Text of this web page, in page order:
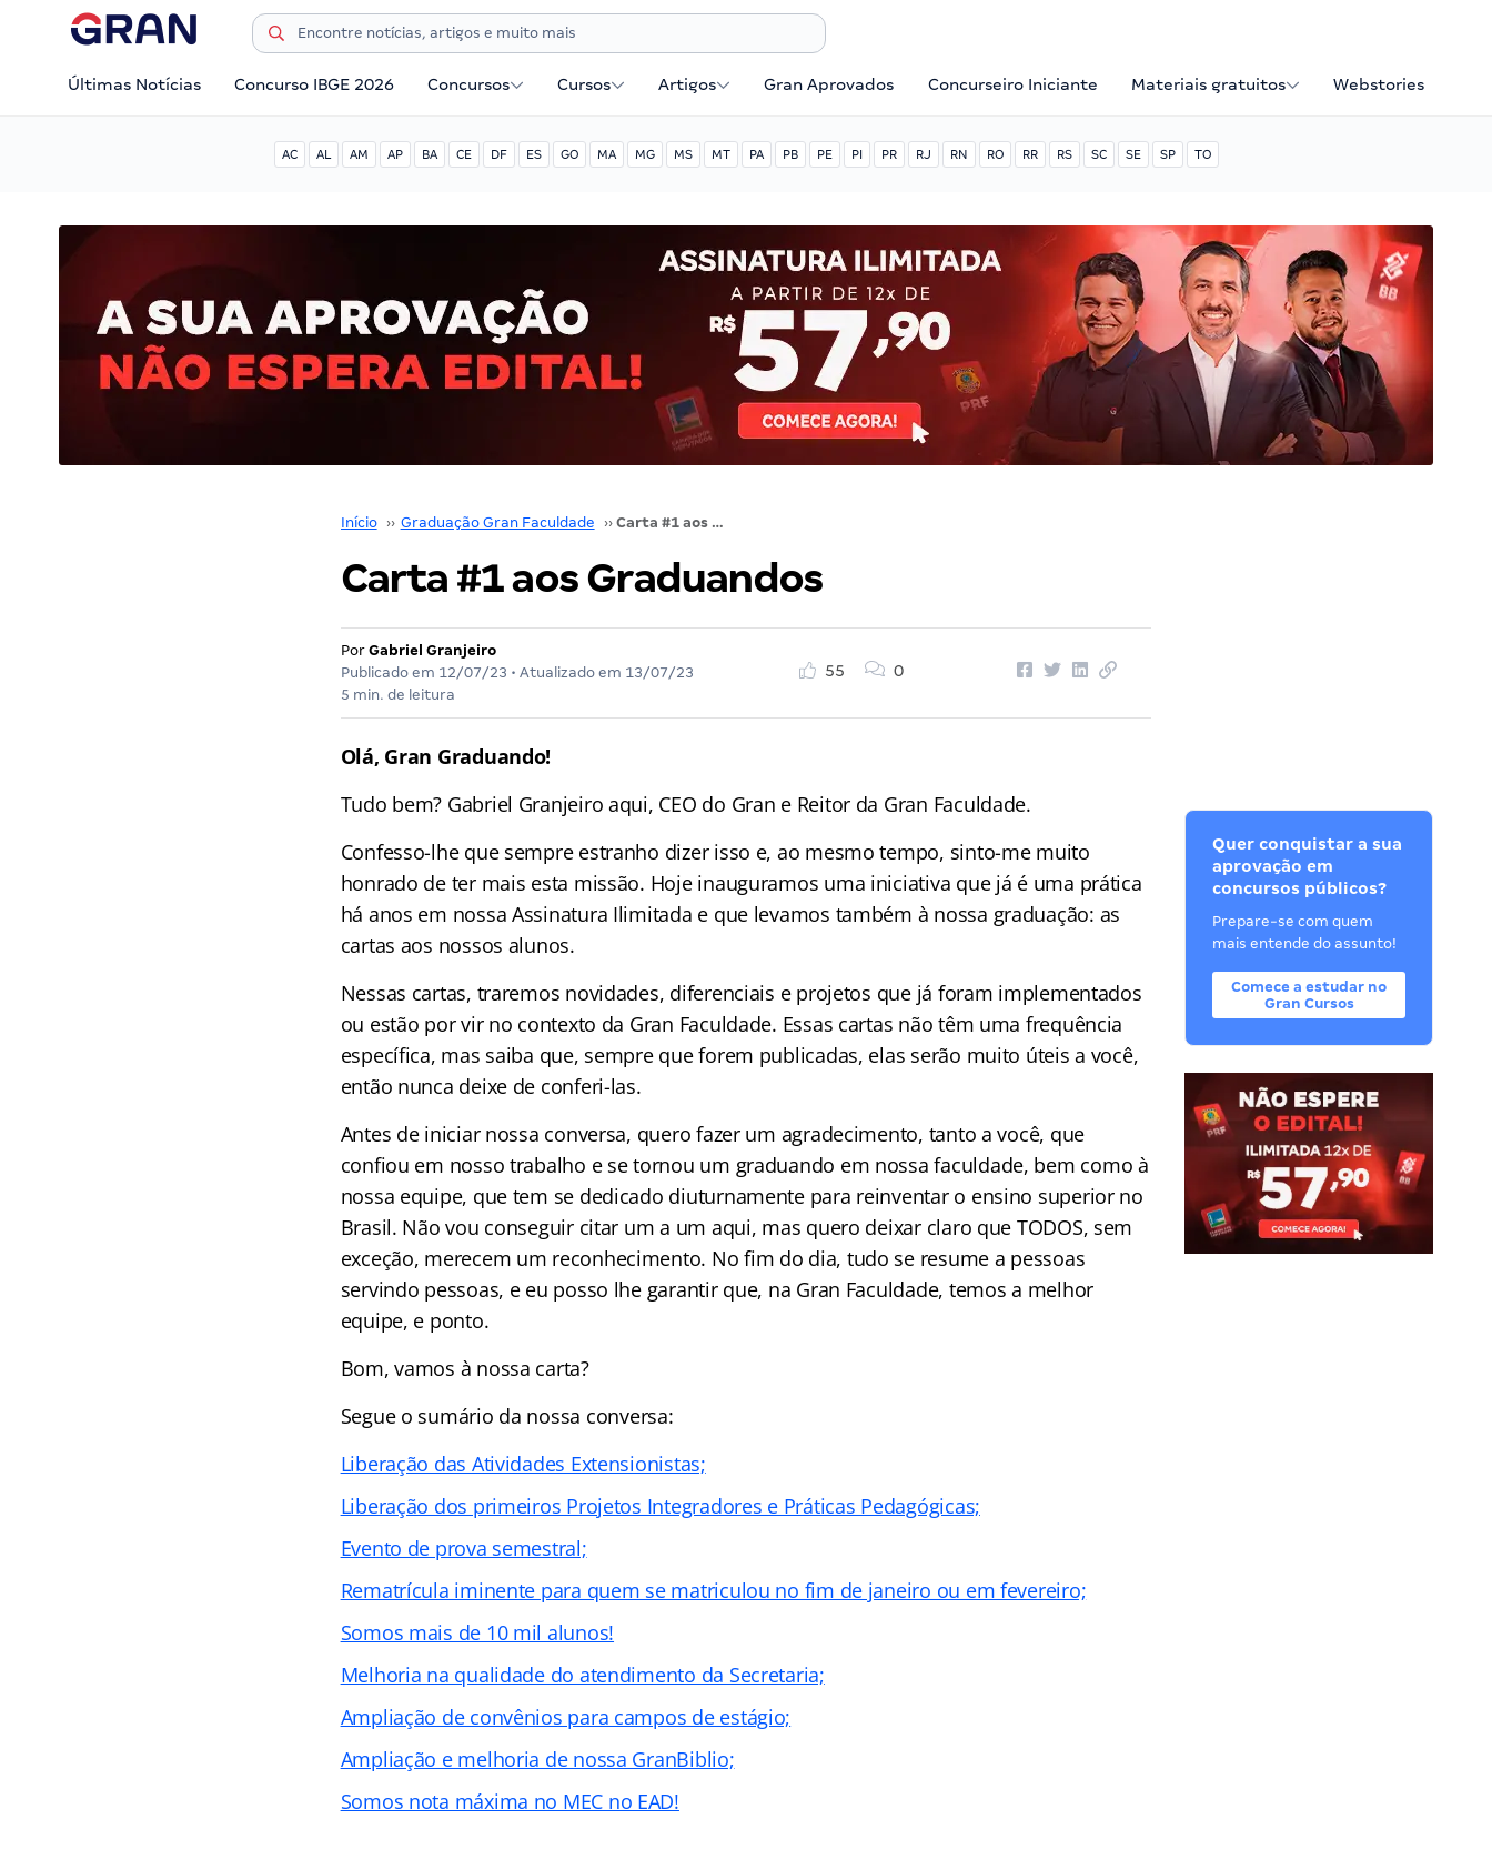
Últimas Notícias Concurso IBGE 2026 Concursos Cursos Artigos Gran Aprovados Concurseiro Iniciante Materiais gratuitos Webstories
AC AL AM AP BA CE DF ES GO MA MG MS MT PA PB PE PI PR RJ RN RO RR RS SC SE SP TO
Início ›› Graduação Gran Faculdade ›› Carta #1 aos Graduandos
Carta #1 aos Graduandos
Por Gabriel Granjeiro
Publicado em 12/07/23 • Atualizado em 13/07/23
5 min. de leitura
55 0
Olá, Gran Graduando!
Tudo bem? Gabriel Granjeiro aqui, CEO do Gran e Reitor da Gran Faculdade.
Confesso-lhe que sempre estranho dizer isso e, ao mesmo tempo, sinto-me muito
honrado de ter mais esta missão. Hoje inauguramos uma iniciativa que já é uma prática
há anos em nossa Assinatura Ilimitada e que levamos também à nossa graduação: as
cartas aos nossos alunos.
Nessas cartas, traremos novidades, diferenciais e projetos que já foram implementados
ou estão por vir no contexto da Gran Faculdade. Essas cartas não têm uma frequência
específica, mas saiba que, sempre que forem publicadas, elas serão muito úteis a você,
então nunca deixe de conferi-las.
Antes de iniciar nossa conversa, quero fazer um agradecimento, tanto a você, que
confiou em nosso trabalho e se tornou um graduando em nossa faculdade, bem como à
nossa equipe, que tem se dedicado diuturnamente para reinventar o ensino superior no
Brasil. Não vou conseguir citar um a um aqui, mas quero deixar claro que TODOS, sem
exceção, merecem um reconhecimento. No fim do dia, tudo se resume a pessoas
servindo pessoas, e eu posso lhe garantir que, na Gran Faculdade, temos a melhor
equipe, e ponto.
Bom, vamos à nossa carta?
Segue o sumário da nossa conversa:
Liberação das Atividades Extensionistas;
Liberação dos primeiros Projetos Integradores e Práticas Pedagógicas;
Evento de prova semestral;
Rematrícula iminente para quem se matriculou no fim de janeiro ou em fevereiro;
Somos mais de 10 mil alunos!
Melhoria na qualidade do atendimento da Secretaria;
Ampliação de convênios para campos de estágio;
Ampliação e melhoria de nossa GranBiblio;
Somos nota máxima no MEC no EAD!
Quer conquistar a sua
aprovação em
concursos públicos?
Prepare-se com quem
mais entende do assunto!
Comece a estudar no
Gran Cursos